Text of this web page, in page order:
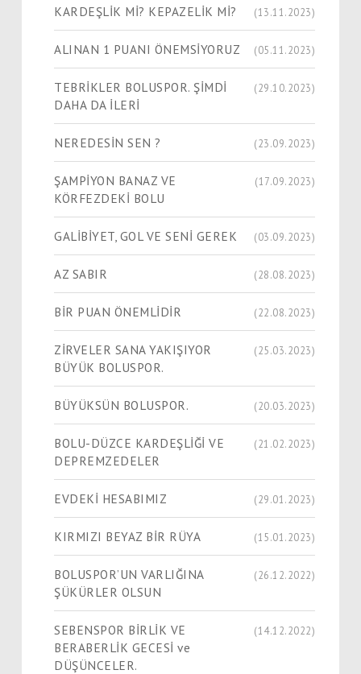
KARDEŞLİK Mİ? KEPAZELİK Mİ? (13.11.2023)
ALINAN 1 PUANI ÖNEMSİYORUZ (05.11.2023)
TEBRİKLER BOLUSPOR. ŞİMDİ
DAHA DA İLERİ
(29.10.2023)
NEREDESİN SEN ? (23.09.2023)
ŞAMPİYON BANAZ VE
KÖRFEZDEKİ BOLU
(17.09.2023)
GALİBİYET, GOL VE SENİ GEREK (03.09.2023)
AZ SABIR (28.08.2023)
BİR PUAN ÖNEMLİDİR (22.08.2023)
ZİRVELER SANA YAKIŞIYOR
BÜYÜK BOLUSPOR.
(25.03.2023)
BÜYÜKSÜN BOLUSPOR. (20.03.2023)
BOLU-DÜZCE KARDEŞLİĞİ VE
DEPREMZEDELER
(21.02.2023)
EVDEKİ HESABIMIZ (29.01.2023)
KIRMIZI BEYAZ BİR RÜYA (15.01.2023)
BOLUSPOR’UN VARLIĞINA
ŞÜKÜRLER OLSUN
(26.12.2022)
SEBENSPOR BİRLİK VE
BERABERLİK GECESİ ve
DÜŞÜNCELER.
(14.12.2022)